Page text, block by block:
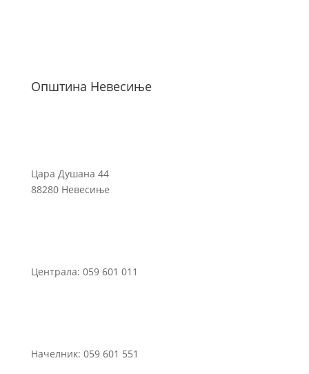
Општина Невесиње
Цара Душана 44
88280 Невесиње
Централа: 059 601 011
Начелник: 059 601 551